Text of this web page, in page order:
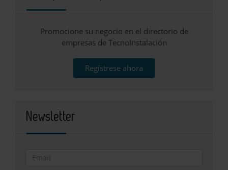
Promocione su negocio en el directorio de
empresas de TecnoInstalación
Regístrese ahora
Newsletter